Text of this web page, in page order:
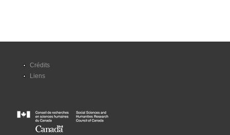
Crédits
Liens